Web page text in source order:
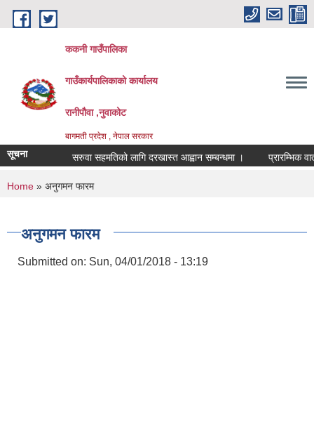
Skip to main content
ककनी गाउँपालिका
गाउँकार्यपालिकाको कार्यालय
रानीपौवा ,नुवाकोट
बागमती प्रदेश , नेपाल सरकार
सूचना सरुवा सहमतिको लागि दरखास्त आह्वान सम्बन्धमा । प्रारम्भिक
You are here
Home » अनुगमन फारम
अनुगमन फारम
Submitted on: Sun, 04/01/2018 - 13:19